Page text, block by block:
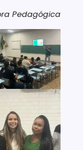
Pedagógica